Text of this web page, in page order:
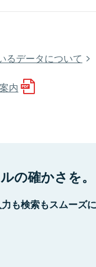
るデータについて
内
の確かさを。
も検索もスムーズ